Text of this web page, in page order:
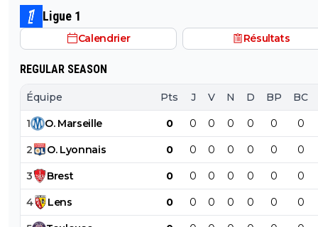
avec l'OL qui est une valeur sûre... contrairement à
Ligue 1
Calendrier Résultats
REGULAR SEASON
Équipe Pts J V N D BP BC
1 O. Marseille 0 0 0 0 0 0 0
2 O. Lyonnais 0 0 0 0 0 0 0
3 Brest 0 0 0 0 0 0 0
4 Lens 0 0 0 0 0 0 0